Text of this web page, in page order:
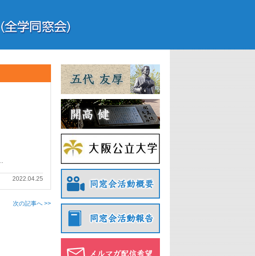
2022.04.25
次の記事へ >>